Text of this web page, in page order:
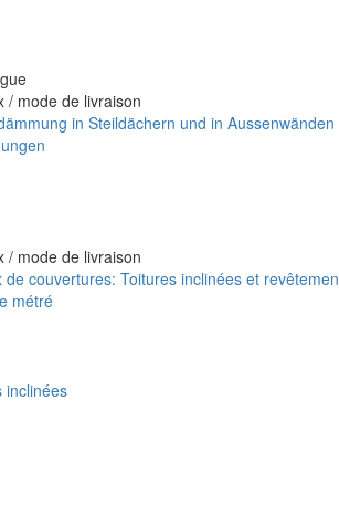
/ mode de livraison
in Steildächern und in
/ mode de livraison
de couvertures: Toitures inclinées et
métré
inclinées